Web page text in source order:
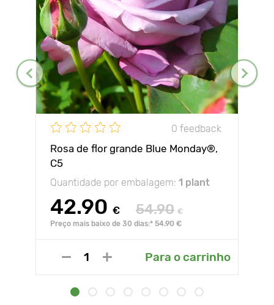
0 feedback
Rosa de flor grande Blue Monday®,
C5
Quantidade por embalagem: 1 plant
42.90 € 54.90 €
Preço mais baixo de 30 dias:* 54.90 €
Para o carrinho